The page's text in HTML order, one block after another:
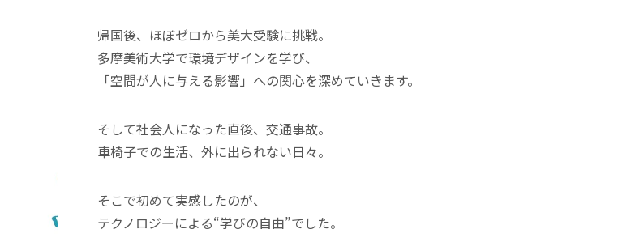
帰国後、ほぼゼロから美大受験に挑戦。
多摩美術大学で環境デザインを学び、
「空間が人に与える影響」への関心を深めていきます。
そして社会人になった直後、交通事故。
車椅子での生活、外に出られない日々。
そこで初めて実感したのが、
テクノロジーによる“学びの自由”でした。